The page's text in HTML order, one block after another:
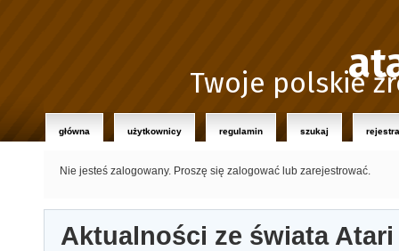
Twoje polskie
główna użytkownicy regulamin szukaj
Nie jesteś zalogowany. Proszę się zalogować lub zarejestrować.
Aktualności ze świata Atari